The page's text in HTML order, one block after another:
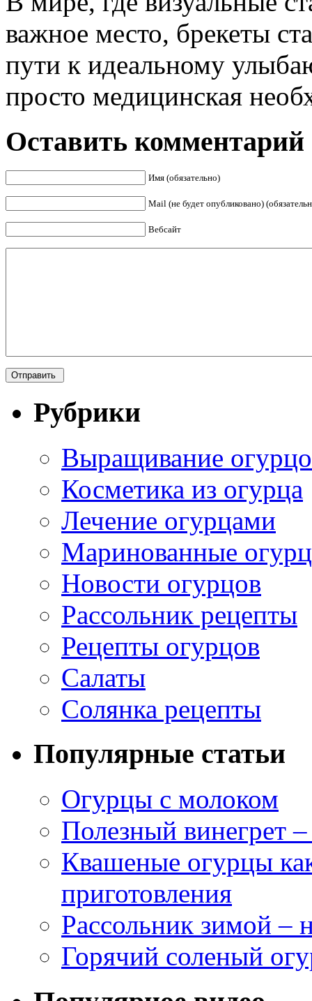
важное место, брекеты
пути к идеальному
просто медицинская
Оставить комментарий
Имя (обязательно)
Mail (не будет опубликовано)
Вебсайт
Рубрики
Выращивание
Косметика из огурца
Лечение огурцами
Маринованные
Новости огурцов
Рассольник рецепты
Рецепты огурцов
Салаты
Солянка рецепты
Популярные статьи
Огурцы с молоком
Полезный винегрет
Квашеные огурцы
приготовления
Рассольник зимой –
Горячий соленый